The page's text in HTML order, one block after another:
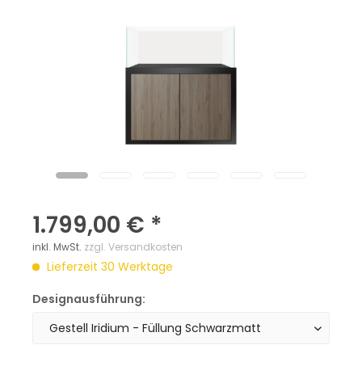
1.799,00 € *
inkl. MwSt. zzgl. Versandkosten
Lieferzeit 30 Werktage
Designausführung: